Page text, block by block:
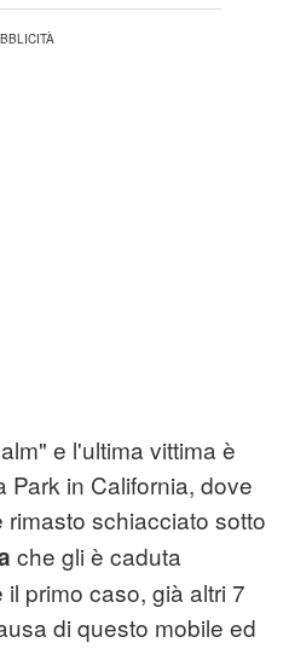
e l'ultima vittima è
Park in California, dove
rimasto schiacciato sotto
che gli è caduta
primo caso, già altri 7
di questo mobile ed